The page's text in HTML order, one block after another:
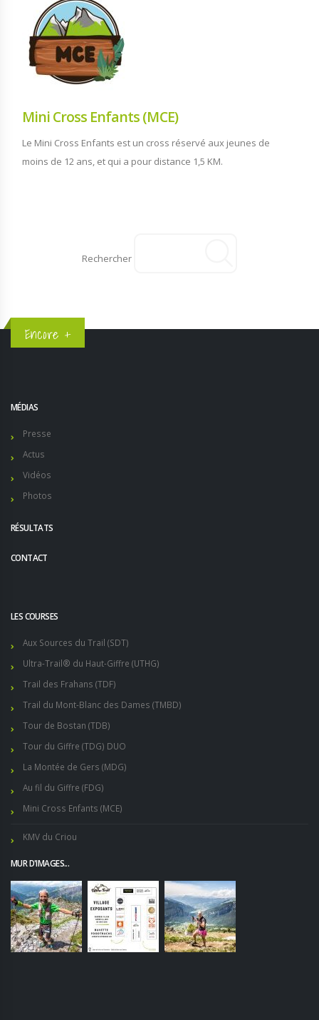
Mini Cross Enfants (MCE)
Le Mini Cross Enfants est un cross réservé aux jeunes de
moins de 12 ans, et qui a pour distance 1,5 KM.
Rechercher
Encore +
MÉDIAS
Presse
Actus
Vidéos
Photos
RÉSULTATS
CONTACT
LES COURSES
Aux Sources du Trail (SDT)
Ultra-Trail® du Haut-Giffre (UTHG)
Trail des Frahans (TDF)
Trail du Mont-Blanc des Dames (TMBD)
Tour de Bostan (TDB)
Tour du Giffre (TDG) DUO
La Montée de Gers (MDG)
Au fil du Giffre (FDG)
Mini Cross Enfants (MCE)
KMV du Criou
MUR D'IMAGES...